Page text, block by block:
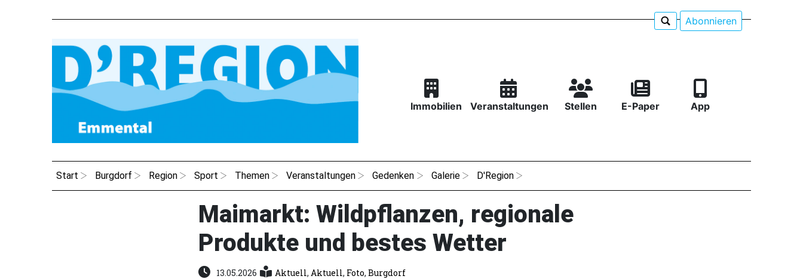
Abonnieren
Immobilien Veranstaltungen Stellen E-Paper App
Start Burgdorf Region Sport Themen Veranstaltungen Gedenken Galerie D'Region
Maimarkt: Wildpflanzen, regionale
Produkte und bestes Wetter
13.05.2026 Aktuell, Aktuell, Foto, Burgdorf